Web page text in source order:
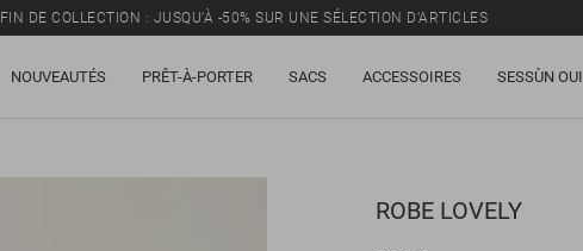
FIN DE COLLECTION : JUSQU’À -50% SUR UNE SÉLECTION D’ARTICLES
NOUVEAUTÉS PRÊT-À-PORTER SACS ACCESSOIRES SESSÙN OUI
ROBE LOVELY